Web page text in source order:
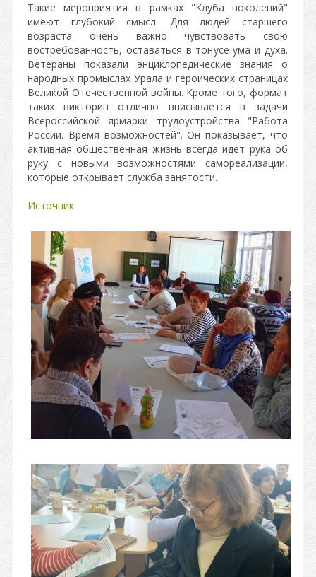
Такие мероприятия в рамках "Клуба поколений"
имеют глубокий смысл. Для людей старшего
возраста очень важно чувствовать свою
востребованность, оставаться в тонусе ума и духа.
Ветераны показали энциклопедические знания о
народных промыслах Урала и героических страницах
Великой Отечественной войны. Кроме того, формат
таких викторин отлично вписывается в задачи
Всероссийской ярмарки трудоустройства "Работа
России. Время возможностей". Он показывает, что
активная общественная жизнь всегда идет рука об
руку с новыми возможностями самореализации,
которые открывает служба занятости.
Источник